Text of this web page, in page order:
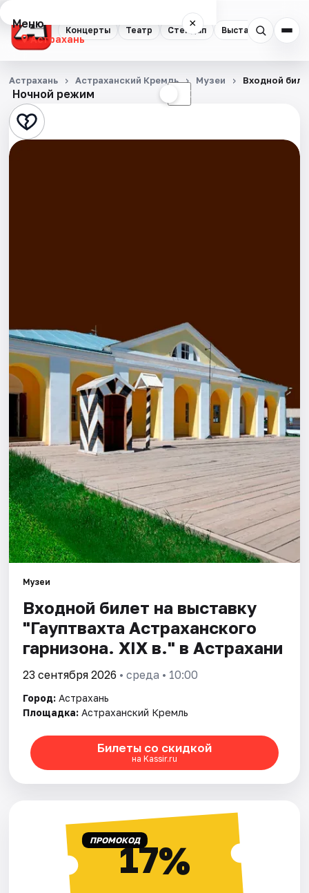
Концерты Театр Стендап Выставки
Меню ×
Астрахань
Концерты
Театр
Стендап
Города
Площадки
Артисты
Рейтинги
Ночной режим ☾
Астрахань Астраханский Кремль Музеи Входной
Музеи
Входной билет на выставку
"Гауптвахта Астраханского
гарнизона. XIX в." в Астрахани
23 сентября 2026 • среда • 10:00
Город: Астрахань
Площадка: Астраханский Кремль
Билеты со скидкой
на Kassir.ru
ПРОМОКОД17%